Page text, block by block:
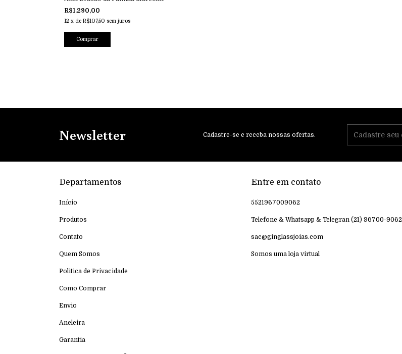
R$1.290,00
12 x de R$107,50 sem juros
Comprar
Newsletter Cadastre-se e receba nossas ofertas.
Departamentos
Início
Produtos
Contato
Quem Somos
Politica de Privacidade
Como Comprar
Envio
Aneleira
Garantia
Entre em contato
5521967009062
Telefone & Whatsapp & Telegran (21) 96700-9062
sac@ginglassjoias.com
Somos uma loja virtual